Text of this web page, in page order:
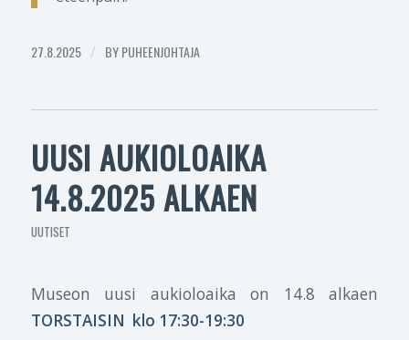
27.8.2025 / BYPUHEENJOHTAJA
UUSI AUKIOLOAIKA
14.8.2025 ALKAEN
UUTISET
Museon uusi aukioloaika on 14.8 alkaen
TORSTAISIN klo 17:30-19:30